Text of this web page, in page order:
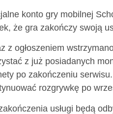
konto gry mobilnej
że gra zakończy swoją
z ogłoszeniem
z już posiadanych
po zakończeniu
rozgrywkę po
usługi będą